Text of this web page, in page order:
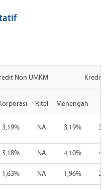
Non UMKM Kredit
Ritel Menengah
3,19% NA 3,19%
3,18% NA 4,10%
1,63% NA 1,96%